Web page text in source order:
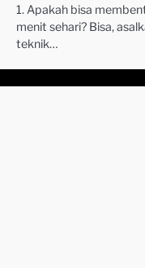
1. Apakah bisa
menit sehari? Bisa,
teknik…